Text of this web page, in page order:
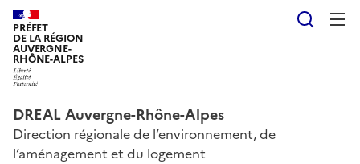
PRÉFET
DE LA RÉGION
AUVERGNE-
RHÔNE-ALPES
DREAL Auvergne-Rhône-Alpes
Direction régionale de l’environnement, de
l’aménagement et du logement